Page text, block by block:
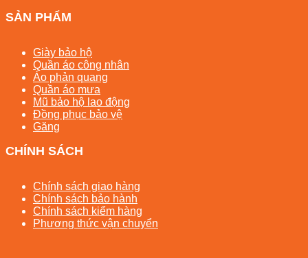
SẢN PHẨM
Giày bảo hộ
Quần áo công nhân
Áo phản quang
Quần áo mưa
Mũ bảo hộ lao động
Đồng phục bảo vệ
Găng
CHÍNH SÁCH
Chính sách giao hàng
Chính sách bảo hành
Chính sách kiểm hàng
Phương thức vận chuyển